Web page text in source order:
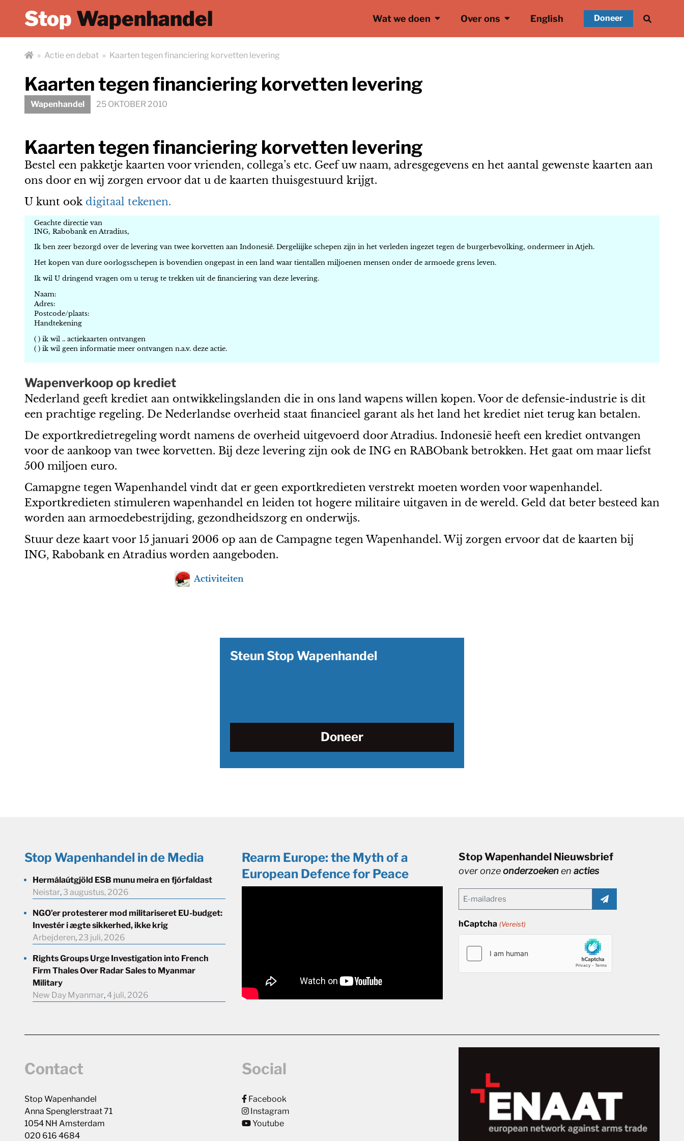
Stop Wapenhandel Wat we doen Over ons English Doneer
» Actie en debat » Kaarten tegen financiering korvetten levering
Kaarten tegen financiering korvetten levering
Wapenhandel 25 OKTOBER 2010
Kaarten tegen financiering korvetten levering
Bestel een pakketje kaarten voor vrienden, collega’s etc. Geef uw naam, adresgegevens en het aantal gewenste kaarten aan
ons door en wij zorgen ervoor dat u de kaarten thuisgestuurd krijgt.
U kunt ook digitaal tekenen.
Geachte directie van
ING, Rabobank en Atradius,
Ik ben zeer bezorgd over de levering van twee korvetten aan Indonesië. Dergeliijke schepen zijn in het verleden ingezet tegen de burgerbevolking, ondermeer in Atjeh.
Het kopen van dure oorlogsschepen is bovendien ongepast in een land waar tientallen miljoenen mensen onder de armoede grens leven.
Ik wil U dringend vragen om u terug te trekken uit de financiering van deze levering.
Naam:
Adres:
Postcode/plaats:
Handtekening
( ) ik wil .. actiekaarten ontvangen
( ) ik wil geen informatie meer ontvangen n.a.v. deze actie.
Wapenverkoop op krediet
Nederland geeft krediet aan ontwikkelingslanden die in ons land wapens willen kopen. Voor de defensie-industrie is dit
een prachtige regeling. De Nederlandse overheid staat financieel garant als het land het krediet niet terug kan betalen.
De exportkredietregeling wordt namens de overheid uitgevoerd door Atradius. Indonesië heeft een krediet ontvangen
voor de aankoop van twee korvetten. Bij deze levering zijn ook de ING en RABObank betrokken. Het gaat om maar liefst
500 miljoen euro.
Camapgne tegen Wapenhandel vindt dat er geen exportkredieten verstrekt moeten worden voor wapenhandel.
Exportkredieten stimuleren wapenhandel en leiden tot hogere militaire uitgaven in de wereld. Geld dat beter besteed kan
worden aan armoedebestrijding, gezondheidszorg en onderwijs.
Stuur deze kaart voor 15 januari 2006 op aan de Campagne tegen Wapenhandel. Wij zorgen ervoor dat de kaarten bij
ING, Rabobank en Atradius worden aangeboden.
Activiteiten
Steun Stop Wapenhandel
Doneer
Stop Wapenhandel in de Media
Hermálaútgjöld ESB munu meira en fjórfaldast
Neistar, 3 augustus, 2026
NGO’er protesterer mod militariseret EU-budget:
Investér i ægte sikkerhed, ikke krig
Arbejderen, 23 juli, 2026
Rights Groups Urge Investigation into French
Firm Thales Over Radar Sales to Myanmar
Military
New Day Myanmar, 4 juli, 2026
Rearm Europe: the Myth of a
European Defence for Peace
Stop Wapenhandel Nieuwsbrief
over onzeonderzoekenenacties
Email
hCaptcha (Vereist)
Contact
Stop Wapenhandel
Anna Spenglerstraat 71
1054 NH Amsterdam
020 616 4684
Social
Facebook
Instagram
Youtube